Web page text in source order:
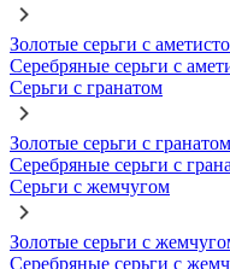
Золотые серьги с
Серебряные серьги с
Серьги с гранатом
Золотые серьги с гранатом
Серебряные серьги с
Серьги с жемчугом
Золотые серьги с
Серебряные серьги с